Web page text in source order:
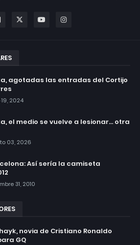
agotadas las entradas del Cortijo
2024
el medio se vuelve a lesionar... otra
03, 2026
Así sería la camiseta
31, 2010
novia de Cristiano Ronaldo
GQ